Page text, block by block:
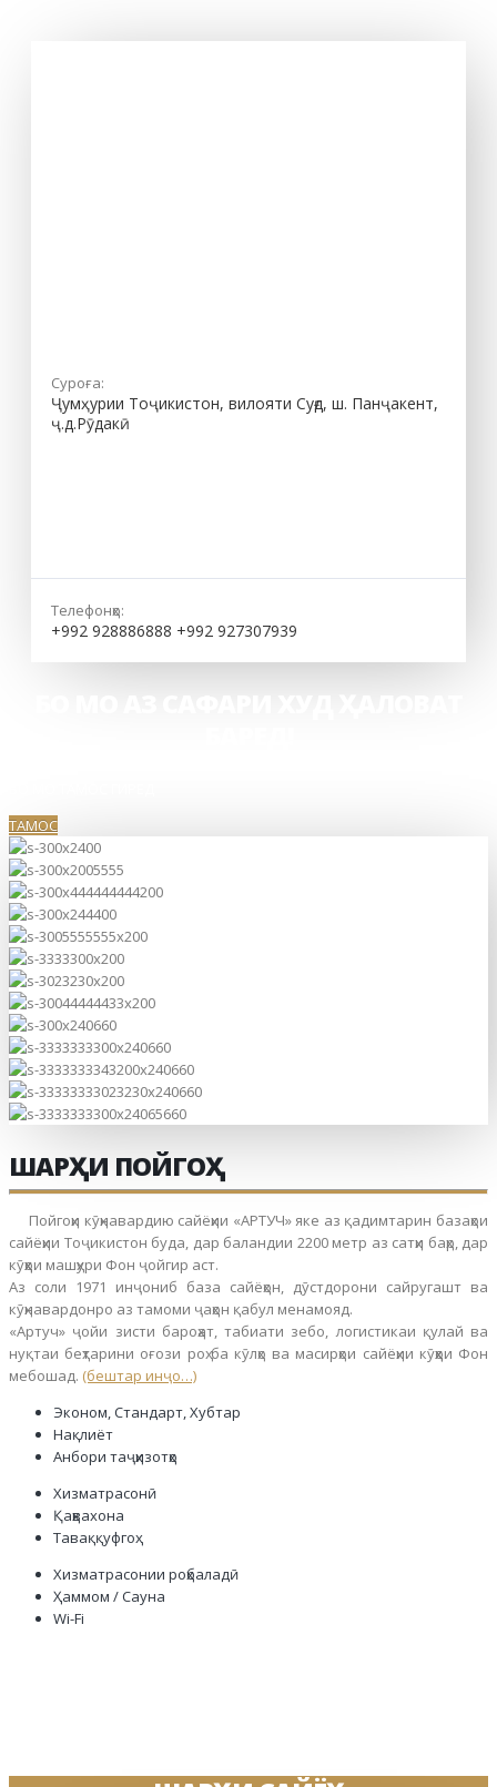
Суроға:
Ҷумҳурии Тоҷикистон, вилояти Суғд, ш. Панҷакент,
ҷ.д.Рӯдакӣ
Телефонҳо:
+992 928886888 +992 927307939
ТАМОС
ШАРҲИ ПОЙГОҲ
Пойгоҳи кӯҳнавардию сайёҳии «АРТУЧ» яке аз қадимтарин базаҳои
сайёҳии Тоҷикистон буда, дар баландии 2200 метр аз сатҳи баҳр, дар
кӯҳҳои машҳури Фон ҷойгир аст.
Аз соли 1971 инҷониб база сайёҳон, дӯстдорони сайругашт ва
кӯҳнавардонро аз тамоми ҷаҳон қабул менамояд.
«Артуч» ҷойи зисти бароҳат, табиати зебо, логистикаи қулай ва
нуқтаи беҳтарини оғози роҳ ба кӯлҳо ва масирҳои сайёҳии кӯҳҳои Фон
мебошад. (бештар инҷо…)
Эконом, Стандарт, Хубтар
Нақлиёт
Анбори таҷҳизотҳо
Хизматрасонӣ
Қаҳвахона
Таваққуфгоҳ
Хизматрасонии роҳбаладӣ
Ҳаммом / Сауна
Wi-Fi